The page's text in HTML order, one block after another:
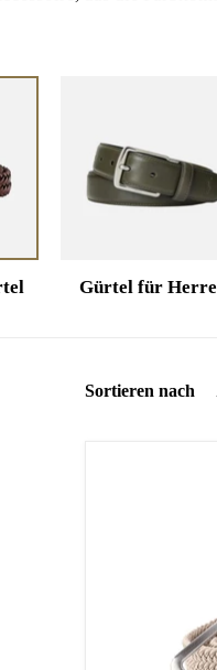
Gürtel für
Sortieren nach